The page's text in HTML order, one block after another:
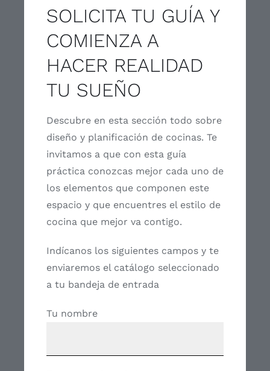
SOLICITA TU GUÍA Y
COMIENZA A
HACER REALIDAD
TU SUEÑO
Descubre en esta sección todo sobre
diseño y planificación de cocinas. Te
invitamos a que con esta guía
práctica conozcas mejor cada uno de
los elementos que componen este
espacio y que encuentres el estilo de
cocina que mejor va contigo.
Indícanos los siguientes campos y te
enviaremos el catálogo seleccionado
a tu bandeja de entrada
Tu nombre